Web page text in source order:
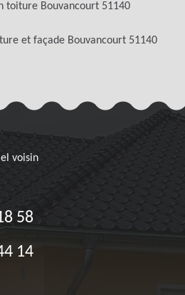
toiture Bouvancourt 51140
et façade Bouvancourt 51140
voisin
58
14